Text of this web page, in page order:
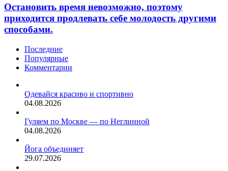
с
выбора
необычного
имени.
на
однако,
если
кричат
постоянно,
может
пострадать
психика.
невозможно,
поэтому
приходится
продлевать
молодость
другими
способами.
Остановить время невозможно, поэтому
приходится продлевать себе молодость другими
способами.
Последние
Популярные
Комментарии
Одевайся красиво и спортивно
04.08.2026
Гуляем по Москве — по Неглинной
04.08.2026
Йога объединяет
29.07.2026